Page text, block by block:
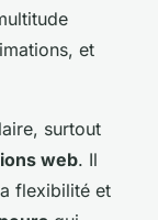
et
surtout
web. Il
flexibilité et